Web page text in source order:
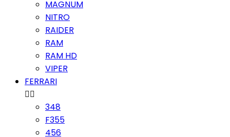
MAGNUM
NITRO
RAIDER
RAM
RAM HD
VIPER
FERRARI

348
F355
456